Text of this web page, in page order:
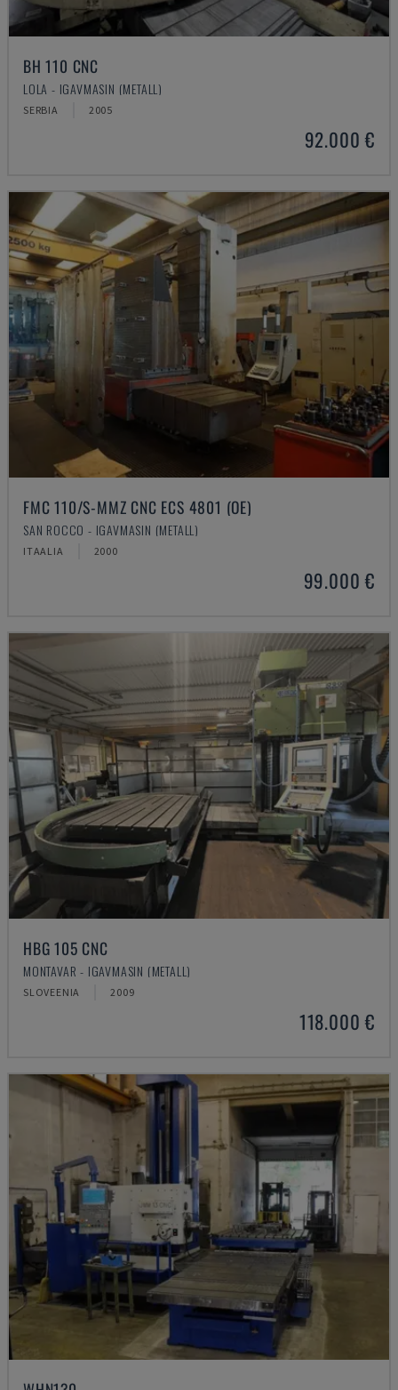
BH 110 CNC
LOLA - IGAVMASIN (METALL)
SERBIA 2005
92.000 €
FMC 110/S-MMZ CNC ECS 4801 (OE)
SAN ROCCO - IGAVMASIN (METALL)
ITAALIA 2000
99.000 €
HBG 105 CNC
MONTAVAR - IGAVMASIN (METALL)
SLOVEENIA 2009
118.000 €